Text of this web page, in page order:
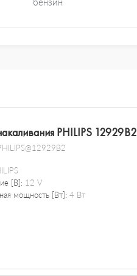
бензин
PHILIPS 12929B2
[В]: 12 V
мощность [Вт]: 4 Вт